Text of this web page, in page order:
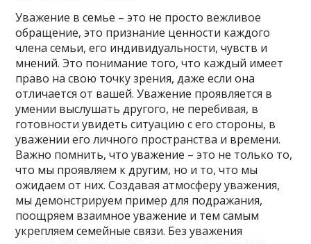
Уважение в семье – это не просто вежливое
обращение, это признание ценности каждого
члена семьи, его индивидуальности, чувств и
мнений. Это понимание того, что каждый имеет
право на свою точку зрения, даже если она
отличается от вашей. Уважение проявляется в
умении выслушать другого, не перебивая, в
готовности увидеть ситуацию с его стороны, в
уважении его личного пространства и времени.
Важно помнить, что уважение – это не только то,
что мы проявляем к другим, но и то, что мы
ожидаем от них. Создавая атмосферу уважения,
мы демонстрируем пример для подражания,
поощряем взаимное уважение и тем самым
укрепляем семейные связи. Без уважения